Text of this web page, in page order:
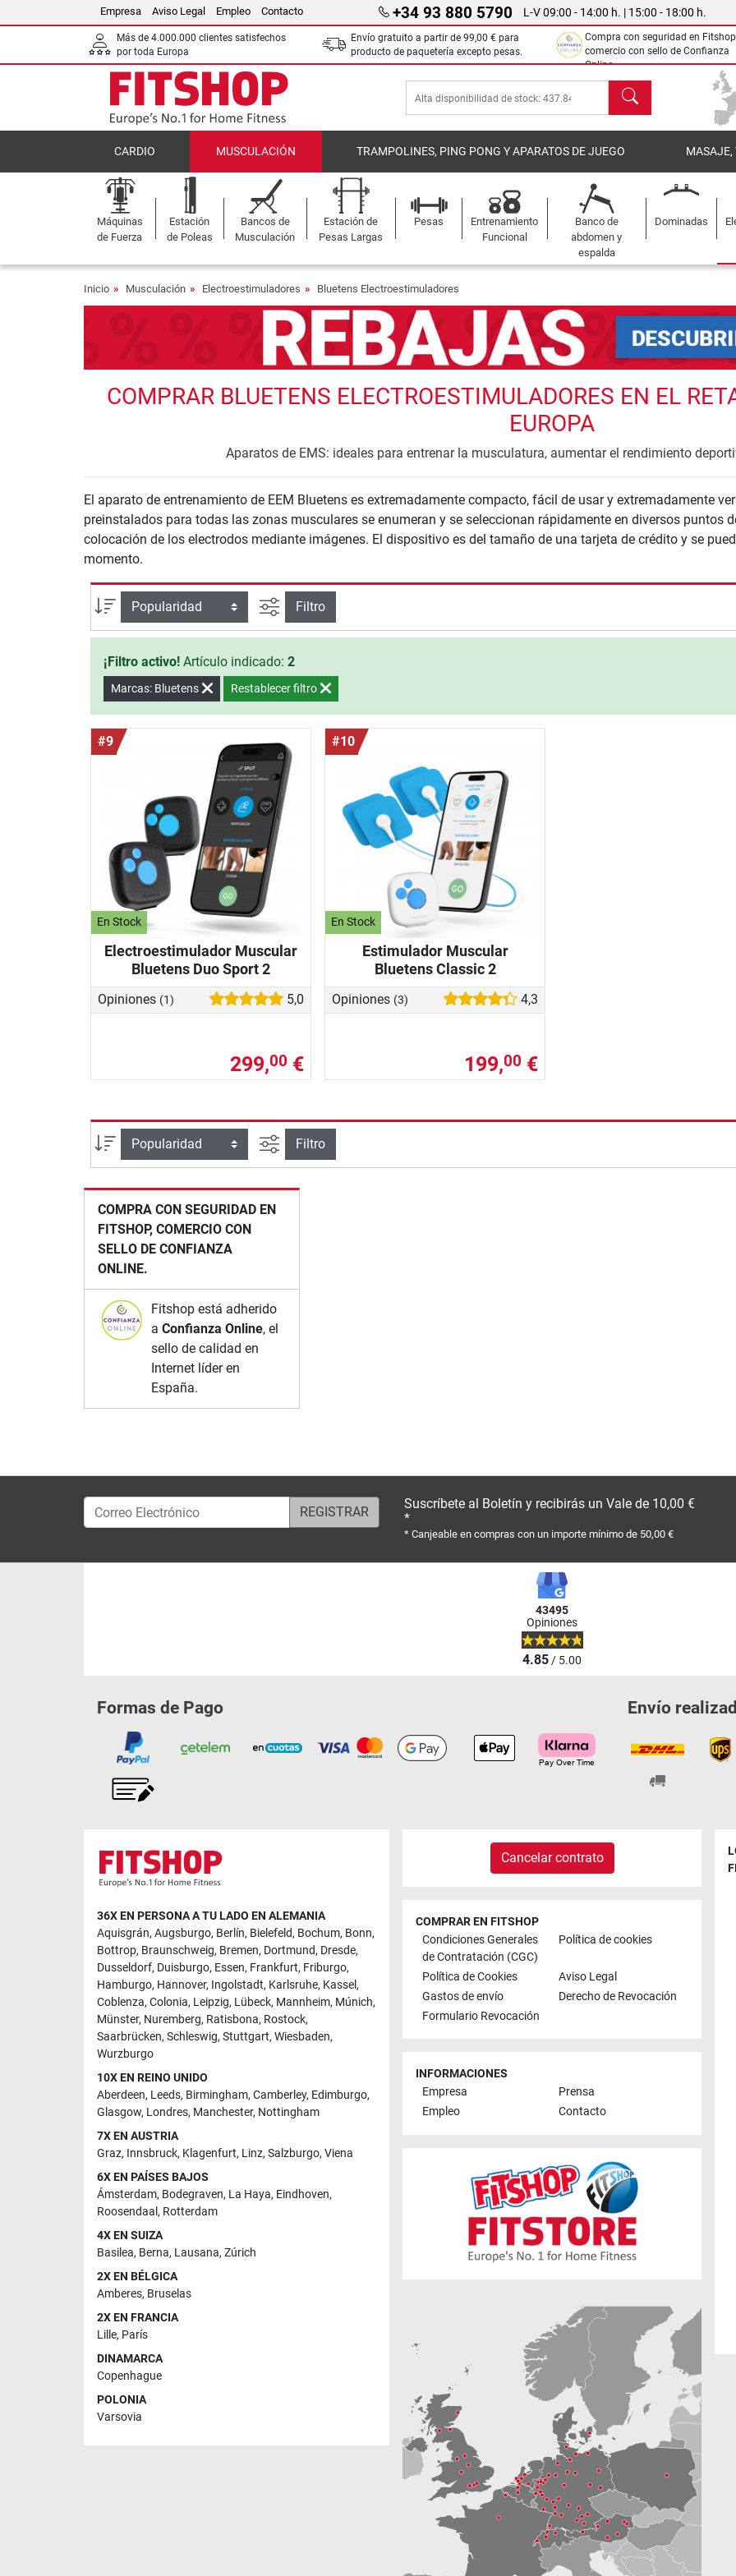
Empresa Aviso Legal Empleo Contacto +34 93 880 5790 L-V 09:00 - 14:00 h. | 15:00 - 18:00 h.
Más de 4.000.000 clientes satisfechos
por toda Europa
Envío gratuito a partir de 99,00 € para
producto de paquetería excepto pesas.
Compra con seguridad en
comercio con sello de Confianza
Online.
Buscar
CARDIO MUSCULACIÓN TRAMPOLINES, PING PONG Y APARATOS DE JUEGO MASAJE,
Máquinas
de Fuerza
Estación
de Poleas
Bancos de
Musculación
Estación de
Pesas Largas
Pesas
Entrenamiento
Funcional
Banco de
abdomen y
espalda
Dominadas
Inicio Musculación Electroestimuladores Bluetens Electroestimuladores
COMPRAR BLUETENS ELECTROESTIMULADORES EN EL
EUROPA
Aparatos de EMS: ideales para entrenar la musculatura, aumentar el rendimiento
El aparato de entrenamiento de EEM Bluetens es extremadamente compacto, fácil de usar y extremadamente
preinstalados para todas las zonas musculares se enumeran y se seleccionan rápidamente en diversos puntos
colocación de los electrodos mediante imágenes. El dispositivo es del tamaño de una tarjeta de crédito y se
momento.
Ordenar por Busqueda avanzada
Filtro
¡Filtro activo! Artículo indicado: 2
Marcas: Bluetens Restablecer filtro
#9
En Stock
Electroestimulador Muscular
Bluetens Duo Sport 2
Opiniones (1) 5,0
299,00 €
#10
En Stock
Estimulador Muscular
Bluetens Classic 2
Opiniones (3) 4,3
199,00 €
Ordenar por Busqueda avanzada
Filtro
COMPRA CON SEGURIDAD EN
FITSHOP, COMERCIO CON
SELLO DE CONFIANZA
ONLINE.
Fitshop está adherido
aConfianza Online, el
sello de calidad en
Internet líder en
España.
Correo Electrónico
Suscríbete al Boletín y recibirás un Vale de 10,00 €
*
* Canjeable en compras con un importe mínimo de 50,00 €
43495
Opiniones
4.85/ 5.00
Formas de Pago Envío
36X EN PERSONA A TU LADO EN ALEMANIA
Aquisgrán, Augsburgo, Berlín, Bielefeld, Bochum, Bonn,
Bottrop, Braunschweig, Bremen, Dortmund, Dresde,
Dusseldorf, Duisburgo, Essen, Frankfurt, Friburgo,
Hamburgo, Hannover, Ingolstadt, Karlsruhe, Kassel,
Coblenza, Colonia, Leipzig, Lübeck, Mannheim, Múnich,
Münster, Nuremberg, Ratisbona, Rostock,
Saarbrücken, Schleswig, Stuttgart, Wiesbaden,
Wurzburgo
10X EN REINO UNIDO
Aberdeen, Leeds, Birmingham, Camberley, Edimburgo,
Glasgow, Londres, Manchester, Nottingham
7X EN AUSTRIA
Graz, Innsbruck, Klagenfurt, Linz, Salzburgo, Viena
6X EN PAÍSES BAJOS
Ámsterdam, Bodegraven, La Haya, Eindhoven,
Roosendaal , Rotterdam
4X EN SUIZA
Basilea, Berna, Lausana, Zúrich
2X EN BÉLGICA
Amberes, Bruselas
2X EN FRANCIA
Lille, París
DINAMARCA
Copenhague
POLONIA
Varsovia
Cancelar contrato
COMPRAR EN FITSHOP
Condiciones Generales
de Contratación (CGC)
Política de cookies
Política de Cookies
Aviso Legal
Gastos de envío
Derecho de Revocación
Formulario Revocación
INFORMACIONES
Empresa
Prensa
Empleo
Contacto